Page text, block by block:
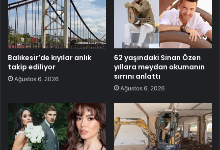
Balıkesir’de kıyılar anlık
takip ediliyor
Ağustos 6, 2026
62 yaşındaki Sinan Özen
yıllara meydan okumanın
sırrını anlattı
Ağustos 6, 2026